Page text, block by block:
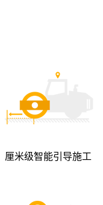
厘米级智能引导施工